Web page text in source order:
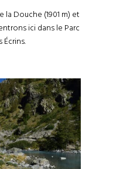
la Douche (1901 m) et
ici dans le Parc
Écrins.